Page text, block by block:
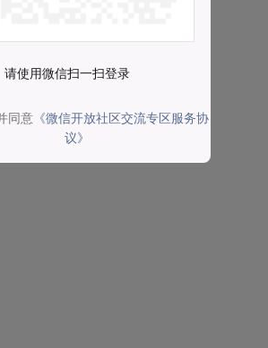
请使用微信扫一扫登录
同意 《微信开放社区交流专区服务协
议》